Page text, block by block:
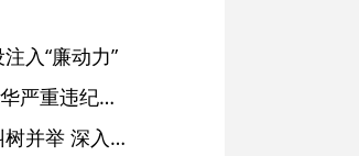
入“廉动力”
绩溪县长安镇原党委副书记、镇长程枫华严重违纪违法被开除党籍和公职
落实五次全会精神见行动丨查治一体 纠树并举 深入推进风腐同查同治